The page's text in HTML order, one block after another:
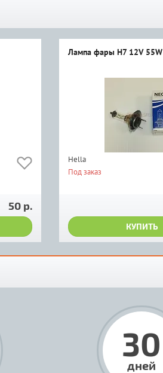
50 р.
Лампа фары H7 12V 55W
Hella
Под заказ
КУПИТЬ
30
дней